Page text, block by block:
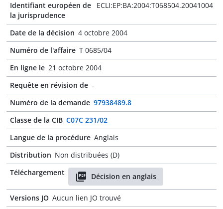
Identifiant européen de
la jurisprudence
ECLI:EP:BA:2004:T068504.20041004
Date de la décision 4 octobre 2004
Numéro de l'affaire T 0685/04
En ligne le 21 octobre 2004
Requête en révision de -
Numéro de la demande 97938489.8
Classe de la CIB C07C 231/02
Langue de la procédure Anglais
Distribution Non distribuées (D)
Téléchargement
Décision en anglais
Versions JO Aucun lien JO trouvé